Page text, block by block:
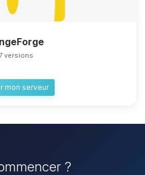
versions
mon serveur
?